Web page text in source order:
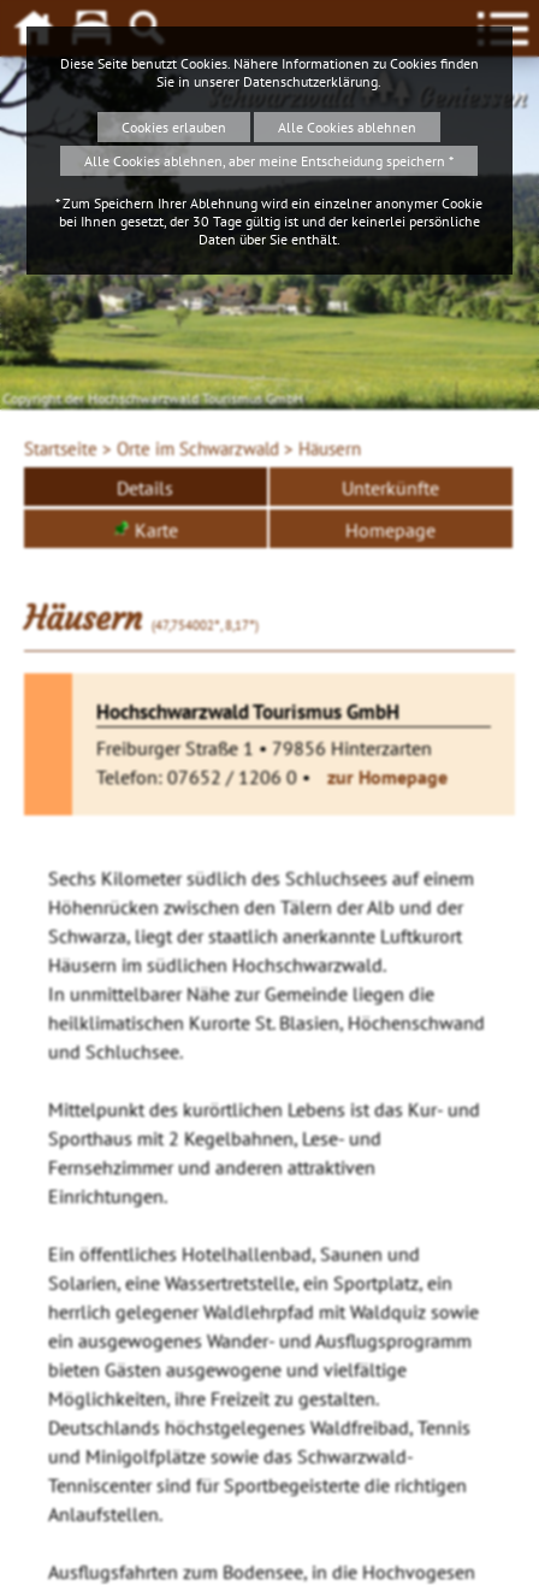
Schwarzwald Geniessen
Copyright der Hochschwarzwald Tourismus GmbH
Startseite > Orte im Schwarzwald > Häusern
Details
Unterkünfte
Karte
Homepage
Häusern(47,754002°, 8,17°)
Hochschwarzwald Tourismus GmbH
Freiburger Straße 1 • 79856 Hinterzarten
Telefon: 07652 / 1206 0 •
zur Homepage
Sechs Kilometer südlich des Schluchsees auf einem
Höhenrücken zwischen den Tälern der Alb und der
Schwarza, liegt der staatlich anerkannte Luftkurort
Häusern im südlichen Hochschwarzwald.
In unmittelbarer Nähe zur Gemeinde liegen die
heilklimatischen Kurorte St. Blasien, Höchenschwand
und Schluchsee.
Mittelpunkt des kurörtlichen Lebens ist das Kur- und
Sporthaus mit 2 Kegelbahnen, Lese- und
Fernsehzimmer und anderen attraktiven
Einrichtungen.
Ein öffentliches Hotelhallenbad, Saunen und
Solarien, eine Wassertretstelle, ein Sportplatz, ein
herrlich gelegener Waldlehrpfad mit Waldquiz sowie
ein ausgewogenes Wander- und Ausflugsprogramm
bieten Gästen ausgewogene und vielfältige
Möglichkeiten, ihre Freizeit zu gestalten.
Deutschlands höchstgelegenes Waldfreibad, Tennis
und Minigolfplätze sowie das Schwarzwald-
Tenniscenter sind für Sportbegeisterte die richtigen
Anlaufstellen.
Ausflugsfahrten zum Bodensee, in die Hochvogesen
Diese Seite benutzt Cookies. Nähere Informationen zu Cookies finden
Sie in unserer Datenschutzerklärung
Cookies erlauben
Alle Cookies ablehnen
Alle Cookies ablehnen, aber meine Entscheidung speichern *
* Zum Speichern Ihrer Ablehnung wird ein einzelner anonymer Cookie
bei Ihnen gesetzt, der 30 Tage gültig ist und der keinerlei persönliche
Daten über Sie enthält.